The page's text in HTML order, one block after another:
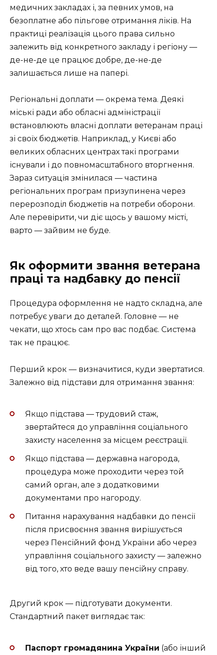
медичних закладах і, за певних умов, на
безоплатне або пільгове отримання ліків. На
практиці реалізація цього права сильно
залежить від конкретного закладу і регіону —
де-не-де це працює добре, де-не-де
залишається лише на папері.
Регіональні доплати — окрема тема. Деякі
міські ради або обласні адміністрації
встановлюють власні доплати ветеранам праці
зі своїх бюджетів. Наприклад, у Києві або
великих обласних центрах такі програми
існували і до повномасштабного вторгнення.
Зараз ситуація змінилася — частина
регіональних програм призупинена через
перерозподіл бюджетів на потреби оборони.
Але перевірити, чи діє щось у вашому місті,
варто — зайвим не буде.
Як оформити звання ветерана
праці та надбавку до пенсії
Процедура оформлення не надто складна, але
потребує уваги до деталей. Головне — не
чекати, що хтось сам про вас подбає. Система
так не працює.
Перший крок — визначитися, куди звертатися.
Залежно від підстави для отримання звання:
Якщо підстава — трудовий стаж,
звертайтеся до управління соціального
захисту населення за місцем реєстрації.
Якщо підстава — державна нагорода,
процедура може проходити через той
самий орган, але з додатковими
документами про нагороду.
Питання нарахування надбавки до пенсії
після присвоєння звання вирішується
через Пенсійний фонд України або через
управління соціального захисту — залежно
від того, хто веде вашу пенсійну справу.
Другий крок — підготувати документи.
Стандартний пакет виглядає так:
Паспорт громадянина України (або інший